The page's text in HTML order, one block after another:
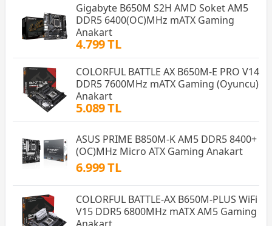
Gigabyte B650M S2H AMD Soket AM5
DDR5 6400(OC)MHz mATX Gaming
Anakart
4.799 TL
COLORFUL BATTLE AX B650M-E PRO V14
DDR5 7600MHz mATX Gaming (Oyuncu)
Anakart
5.089 TL
ASUS PRIME B850M-K AM5 DDR5 8400+
(OC)MHz Micro ATX Gaming Anakart
6.999 TL
COLORFUL BATTLE-AX B650M-PLUS WiFi
V15 DDR5 6800MHz mATX AM5 Gaming